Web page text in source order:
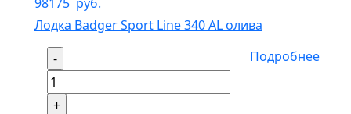
Лодка Badger Sport Line 340 AL олива
Подробнее